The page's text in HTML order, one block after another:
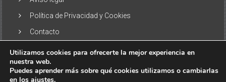
Política de Privacidad y Cookies
Contacto
Utilizamos cookies para ofrecerte la mejor experiencia en
nuestra web.
Puedes aprender más sobre qué cookies utilizamos o cambiarlas
en los ajustes.